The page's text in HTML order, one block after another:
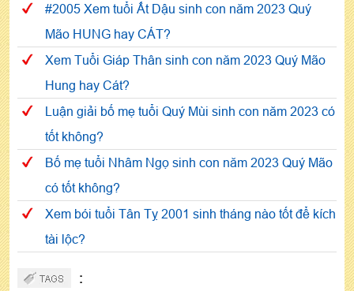
#2005 Xem tuổi Ất Dậu sinh con năm 2023 Quý
Mão HUNG hay CÁT?
Xem Tuổi Giáp Thân sinh con năm 2023 Quý Mão
Hung hay Cát?
Luận giải bố mẹ tuổi Quý Mùi sinh con năm 2023 có
tốt không?
Bố mẹ tuổi Nhâm Ngọ sinh con năm 2023 Quý Mão
có tốt không?
Xem bói tuổi Tân Tỵ 2001 sinh tháng nào tốt để kích
tài lộc?
: